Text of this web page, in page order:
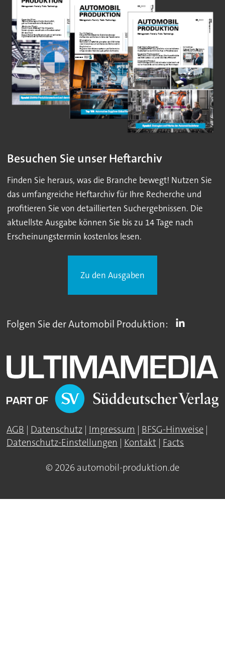
Besuchen Sie unser Heftarchiv
Finden Sie heraus, was die Branche bewegt! Nutzen Sie
das umfangreiche Heftarchiv für Ihre Recherche und
profitieren Sie von detaillierten Suchergebnissen. Die
aktuellste Ausgabe können Sie bis zu 14 Tage nach
Erscheinungstermin kostenlos lesen.
Zu den Ausgaben
Folgen Sie der Automobil Produktion:
AGB | Datenschutz | Impressum | BFSG-Hinweise |
Datenschutz-Einstellungen | Kontakt | Facts
© 2026 automobil-produktion.de